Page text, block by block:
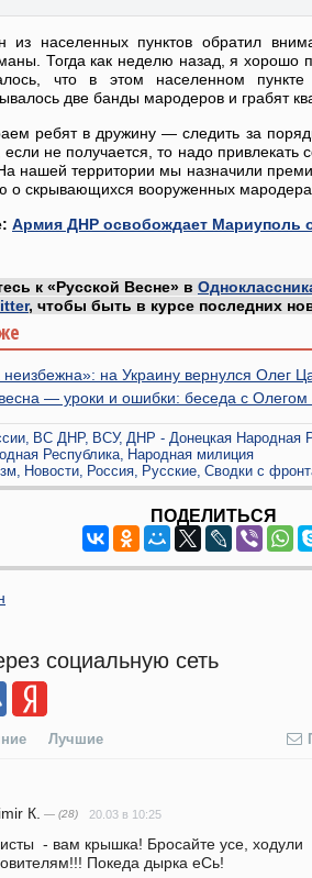
из населенных пунктов обратил
Тогда как неделю назад, я
что в этом населенном
две банды мародеров и грабят
ребят в дружину — следить за
не получается, то надо привлекать
нашей территории мы назначили
о скрывающихся вооруженных
Армия ДНР освобождает Мариуполь
к «Русской Весне» в
, чтобы быть в курсе последних
на Украину вернулся Олег
весна — уроки и ошибки: беседа с
ВС ДНР ВСУ ДНР - Донецкая Народная
Республика Народная милиция
Новости Россия Русские Сводки с
ПОДЕЛИТЬСЯ
социальную сеть
Лучшие
К. — (28) 20.03 в 10:25
- вам крышка! Бросайте усе, ходули
Покеда дырка еСь!